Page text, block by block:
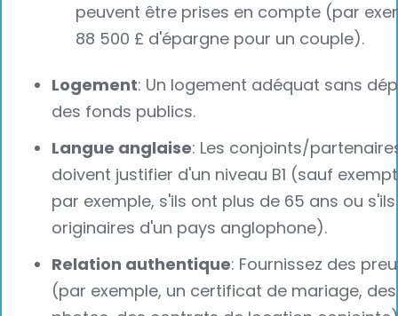
peuvent être prises en compte (par
88 500 £ d'épargne pour un couple).
Logement: Un logement adéquat sans
des fonds publics.
Langue anglaise: Les conjoints/
doivent justifier d'un niveau B1 (sauf
par exemple, s'ils ont plus de 65 ans ou
originaires d'un pays anglophone).
Relation authentique: Fournissez des
(par exemple, un certificat de mariage, des